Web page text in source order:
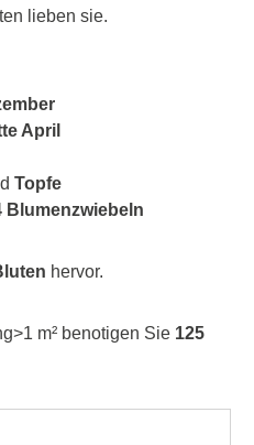
lieben sie.
April
Topfe
Blumenzwiebeln
hervor.
m² benotigen Sie 125